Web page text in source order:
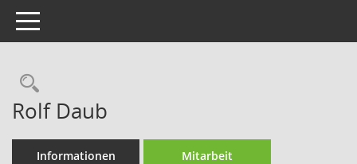
Toggle navigation
Rechercheauswahl
Rolf Daub
Informationen Mitarbeit